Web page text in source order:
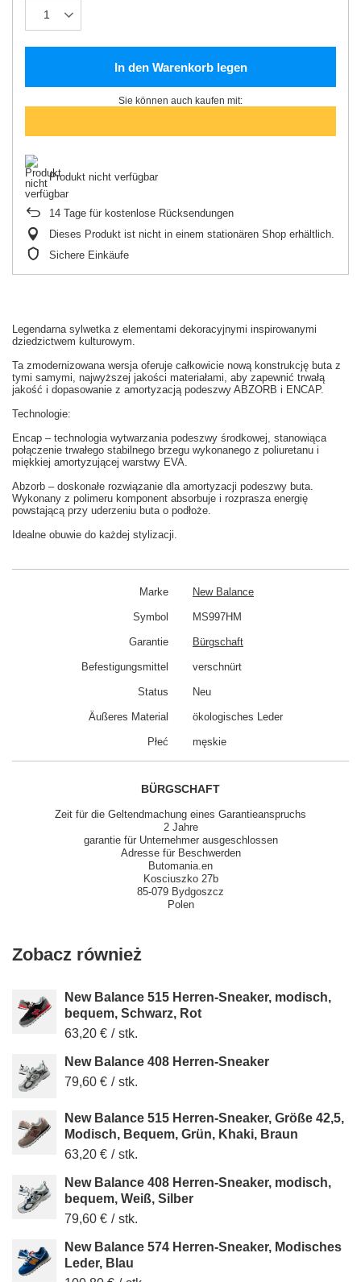
In den Warenkorb legen
Sie können auch kaufen mit:
Produkt nicht verfügbar
14 Tage für kostenlose Rücksendungen
Dieses Produkt ist nicht in einem stationären Shop erhältlich.
Sichere Einkäufe
Legendarna sylwetka z elementami dekoracyjnymi inspirowanymi
dziedzictwem kulturowym.
Ta zmodernizowana wersja oferuje całkowicie nową konstrukcję buta z
tymi samymi, najwyższej jakości materiałami, aby zapewnić trwałą
jakość i dopasowanie z amortyzacją podeszwy ABZORB i ENCAP.
Technologie:
Encap – technologia wytwarzania podeszwy środkowej, stanowiąca
połączenie trwałego stabilnego brzegu wykonanego z poliuretanu i
miękkiej amortyzującej warstwy EVA.
Abzorb – doskonałe rozwiązanie dla amortyzacji podeszwy buta.
Wykonany z polimeru komponent absorbuje i rozprasza energię
powstającą przy uderzeniu buta o podłoże.
Idealne obuwie do każdej stylizacji.
Marke New Balance
Symbol MS997HM
Garantie Bürgschaft
Befestigungsmittel verschnürt
Status Neu
Äußeres Material ökologisches Leder
Płeć męskie
BÜRGSCHAFT
Zeit für die Geltendmachung eines Garantieanspruchs
2 Jahre
garantie für Unternehmer ausgeschlossen
Adresse für Beschwerden
Butomania.en
Kosciuszko 27b
85-079 Bydgoszcz
Polen
Zobacz również
New Balance 515 Herren-Sneaker, modisch,
bequem, Schwarz, Rot
63,20 € / stk.
New Balance 408 Herren-Sneaker
79,60 € / stk.
New Balance 515 Herren-Sneaker, Größe 42,5,
Modisch, Bequem, Grün, Khaki, Braun
63,20 € / stk.
New Balance 408 Herren-Sneaker, modisch,
bequem, Weiß, Silber
79,60 € / stk.
New Balance 574 Herren-Sneaker, Modisches
Leder, Blau